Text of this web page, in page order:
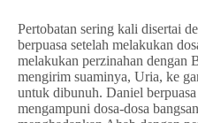
Pertobatan sering kali disertai
berpuasa setelah melakukan
melakukan perzinahan dengan
mengirim suaminya, Uria, ke
untuk dibunuh. Daniel
mengampuni dosa-dosa